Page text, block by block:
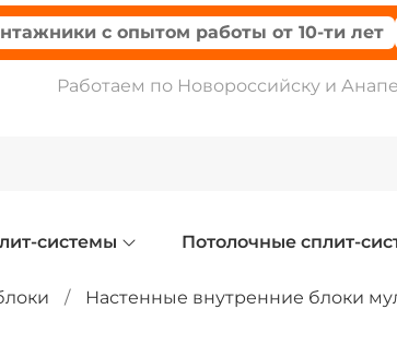
с опытом работы от 10-ти лет
Работаем по Новороссийску и Анапе
системы Потолочные сплит-
Настенные внутренние блоки